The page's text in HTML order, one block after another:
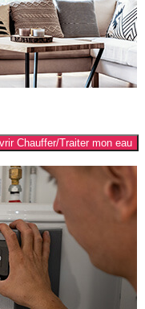
Chauffer/Traiter mon eau